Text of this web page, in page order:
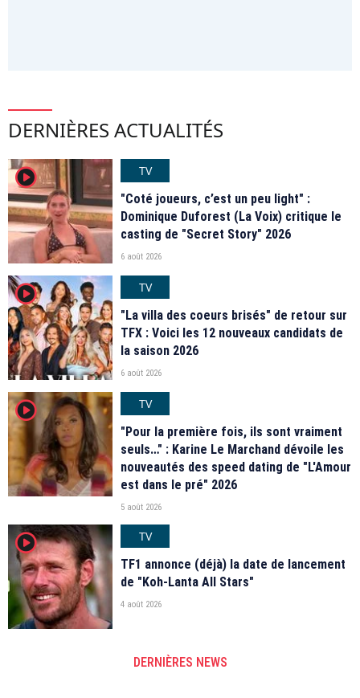
DERNIÈRES ACTUALITÉS
player2
TV
"Coté joueurs, c’est un peu light" :
Dominique Duforest (La Voix) critique le
casting de "Secret Story" 2026
6 août 2026
player2
TV
"La villa des coeurs brisés" de retour sur
TFX : Voici les 12 nouveaux candidats de
la saison 2026
6 août 2026
player2
TV
"Pour la première fois, ils sont vraiment
seuls…" : Karine Le Marchand dévoile les
nouveautés des speed dating de "L'Amour
est dans le pré" 2026
5 août 2026
player2
TV
TF1 annonce (déjà) la date de lancement
de "Koh-Lanta All Stars"
4 août 2026
DERNIÈRES NEWS